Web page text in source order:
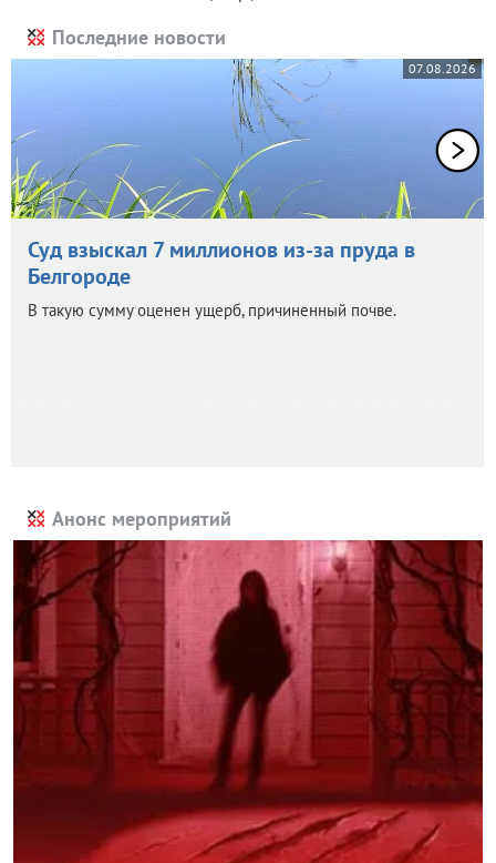
Последние новости
07.08.2026
Суд взыскал 7 миллионов из-за пруда в
Белгороде
В такую сумму оценен ущерб, причиненный почве.
Анонс мероприятий